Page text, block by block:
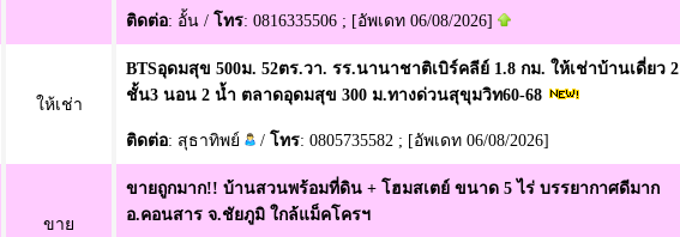
ติดต่อ: อั้น / โทร: 0816335506 ; [อัพเดท 06/08/2026]
ให้เช่า
BTSอุดมสุข 500ม. 52ตร.วา. รร.นานาชาติเบิร์คลีย์ 1.8 กม. ให้เช่าบ้านเดี่ยว 2
ชั้น3 นอน 2 น้ำ ตลาดอุดมสุข 300 ม.ทางด่วนสุขุมวิท60-68
ติดต่อ: สุธาทิพย์ / โทร: 0805735582 ; [อัพเดท 06/08/2026]
ขาย
ขายถูกมาก!! บ้านสวนพร้อมที่ดิน + โฮมสเตย์ ขนาด 5 ไร่ บรรยากาศดีมาก
อ.คอนสาร จ.ชัยภูมิ ใกล้แม็คโครฯ